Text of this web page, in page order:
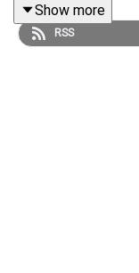
In dieser Folge
sich Tom und
Show more
RSS